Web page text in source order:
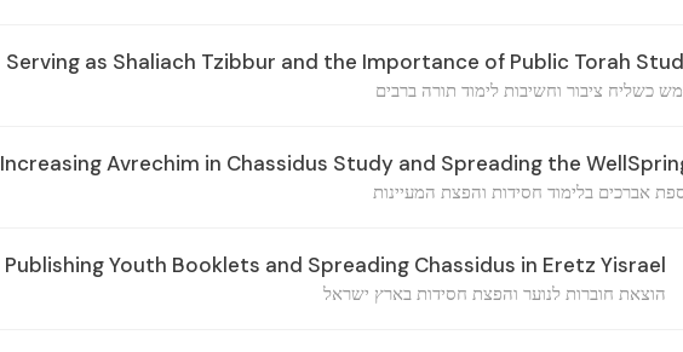
Serving as Shaliach Tzibbur and the Importance of Public Torah
כשליח ציבור וחשיבות לימוד תורה ברבים
Increasing Avrechim in Chassidus Study and Spreading the
אברכים בלימוד חסידות והפצת המעיינות
Publishing Youth Booklets and Spreading Chassidus in Eretz Yisrael
הוצאת חוברות לנוער והפצת חסידות בארץ ישראל